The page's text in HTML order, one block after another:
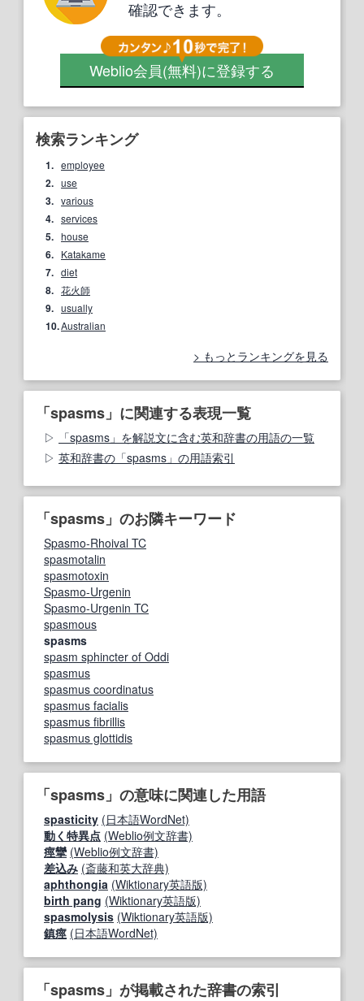
確認できます。
Weblio会員(無料)に登録する
検索ランキング
1. employee
2. use
3. various
4. services
5. house
6. Katakame
7. diet
8. 花火師
9. usually
10.Australian
もっとランキングを見る
「spasms」に関連する表現一覧
「spasms」を解説文に含む英和辞書の用語の一覧
英和辞書の「spasms」の用語索引
「spasms」のお隣キーワード
Spasmo-Rhoival TC
spasmotalin
spasmotoxin
Spasmo-Urgenin
Spasmo-Urgenin TC
spasmous
spasms
spasm sphincter of Oddi
spasmus
spasmus coordinatus
spasmus facialis
spasmus fibrillis
spasmus glottidis
「spasms」の意味に関連した用語
spasticity (日本語WordNet)
動く特異点 (Weblio例文辞書)
痙攣 (Weblio例文辞書)
差込み (斎藤和英大辞典)
aphthongia (Wiktionary英語版)
birth pang (Wiktionary英語版)
spasmolysis (Wiktionary英語版)
鎮痙 (日本語WordNet)
「spasms」が掲載された辞書の索引